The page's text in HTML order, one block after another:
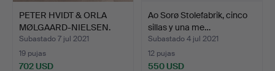
PETER HVIDT & ORLA
MØLGAARD-NIELSEN.
Peter…
Subastado 7 jul 2021
19 pujas
702 USD
Ao Sorø Stolefabrik, cinco
sillas y una me…
Subastado 4 jul 2021
12 pujas
550 USD